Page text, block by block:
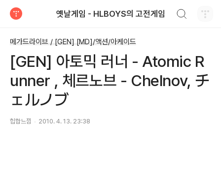
옛날게임 - HLBOYS의 고전게임
메가드라이브 / [GEN] [MD]/액션/아케이드
[GEN] 아토믹 러너 - Atomic R
unner , 체르노브 - Chelnov, チ
ェルノブ
힙합느낌 2010. 4. 13. 23:38